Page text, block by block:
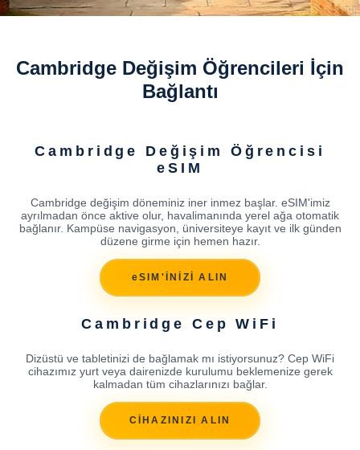
Cambridge Değişim Öğrencileri İçin
Bağlantı
Cambridge Değişim Öğrencisi
eSIM
Cambridge değişim döneminiz iner inmez başlar. eSIM'imiz
ayrılmadan önce aktive olur, havalimanında yerel ağa otomatik
bağlanır. Kampüse navigasyon, üniversiteye kayıt ve ilk günden
düzene girme için hemen hazır.
eSIM'İNİZİ ALIN
Cambridge Cep WiFi
Dizüstü ve tabletinizi de bağlamak mı istiyorsunuz? Cep WiFi
cihazımız yurt veya dairenizde kurulumu beklemenize gerek
kalmadan tüm cihazlarınızı bağlar.
CİHAZINIZI ALIN